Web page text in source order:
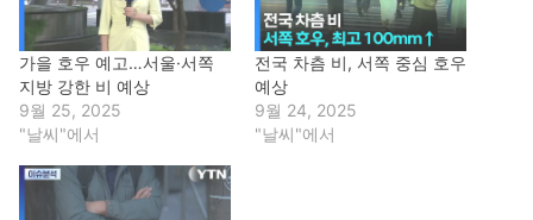
가을 호우 예고…서울·서쪽
지방 강한 비 예상
9월 25, 2025
"날씨"에서
전국 차츰 비, 서쪽 중심 호우
예상
9월 24, 2025
"날씨"에서